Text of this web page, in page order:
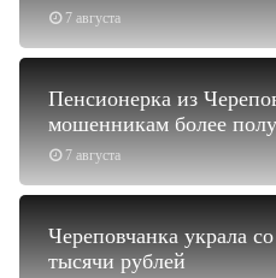
7 августа
7 августа
Пенсионерка из
мошенникам более
Череповчанка украла
тысячи рублей